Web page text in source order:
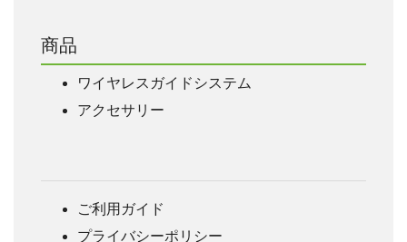
商品
ワイヤレスガイドシステム
アクセサリー
ご利用ガイド
プライバシーポリシー